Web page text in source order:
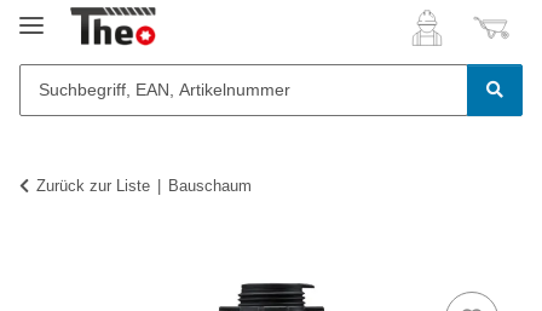
Zurück zur Liste Bauschaum